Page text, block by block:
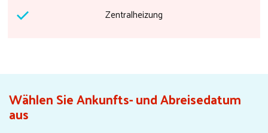
Zentralheizung
Wählen Sie Ankunfts- und Abreisedatum
aus